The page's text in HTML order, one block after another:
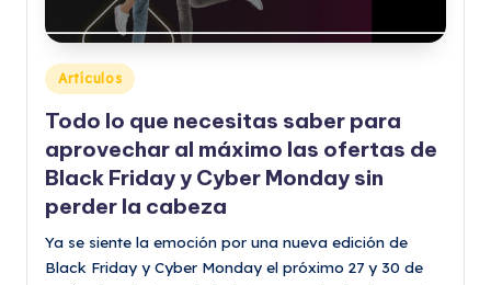
Publicado
en
Artículos
Todo lo que necesitas saber para
aprovechar al máximo las ofertas de
Black Friday y Cyber Monday sin
perder la cabeza
Ya se siente la emoción por una nueva edición de
Black Friday y Cyber Monday el próximo 27 y 30 de